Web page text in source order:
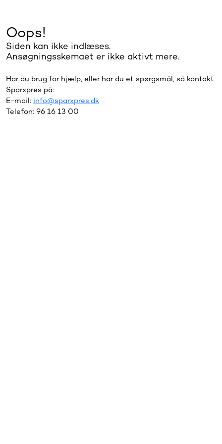
Oops!
Siden kan ikke indlæses.
Ansøgningsskemaet er ikke aktivt mere.
Har du brug for hjælp, eller har du et spørgsmål, så kontakt
Sparxpres på:
E-mail: info@sparxpres.dk
Telefon: 96 16 13 00